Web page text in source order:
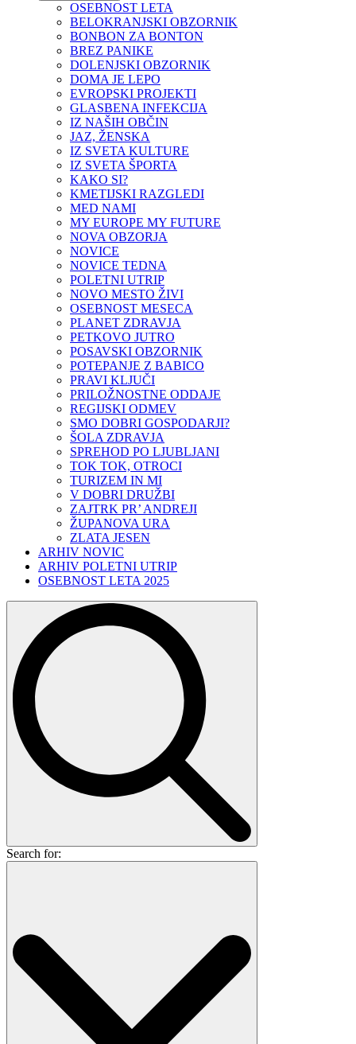
OSEBNOST LETA
BELOKRANJSKI OBZORNIK
BONBON ZA BONTON
BREZ PANIKE
DOLENJSKI OBZORNIK
DOMA JE LEPO
EVROPSKI PROJEKTI
GLASBENA INFEKCIJA
IZ NAŠIH OBČIN
JAZ, ŽENSKA
IZ SVETA KULTURE
IZ SVETA ŠPORTA
KAKO SI?
KMETIJSKI RAZGLEDI
MED NAMI
MY EUROPE MY FUTURE
NOVA OBZORJA
NOVICE
NOVICE TEDNA
POLETNI UTRIP
NOVO MESTO ŽIVI
OSEBNOST MESECA
PLANET ZDRAVJA
PETKOVO JUTRO
POSAVSKI OBZORNIK
POTEPANJE Z BABICO
PRAVI KLJUČI
PRILOŽNOSTNE ODDAJE
REGIJSKI ODMEV
SMO DOBRI GOSPODARJI?
ŠOLA ZDRAVJA
SPREHOD PO LJUBLJANI
TOK TOK, OTROCI
TURIZEM IN MI
V DOBRI DRUŽBI
ZAJTRK PR’ ANDREJI
ŽUPANOVA URA
ZLATA JESEN
ARHIV NOVIC
ARHIV POLETNI UTRIP
OSEBNOST LETA 2025
Search for: